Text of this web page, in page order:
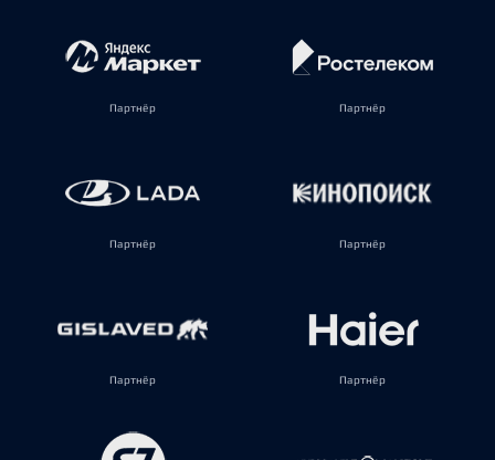
Партнёр Партнёр
Партнёр Партнёр
Партнёр Партнёр